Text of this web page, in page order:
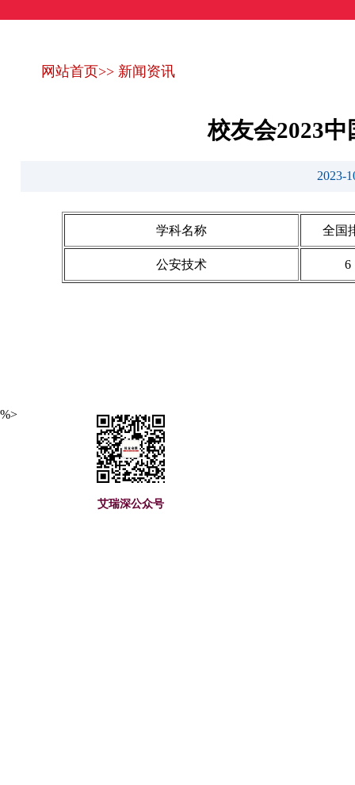
网站首页>> 新闻资讯
校友会2023
2023-
学科名称 全国
公安技术 6
艾瑞深公众号
%>